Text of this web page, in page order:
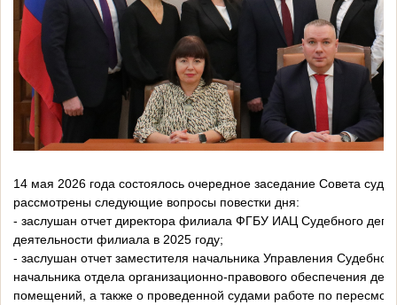
14 мая 2026 года состоялось очередное заседание Совета
рассмотрены следующие вопросы повестки дня:
- заслушан отчет директора филиала ФГБУ ИАЦ Судебного
деятельности филиала в 2025 году;
- заслушан отчет заместителя начальника Управления
начальника отдела организационно-правового обеспечения
помещений, а также о проведенной судами работе по